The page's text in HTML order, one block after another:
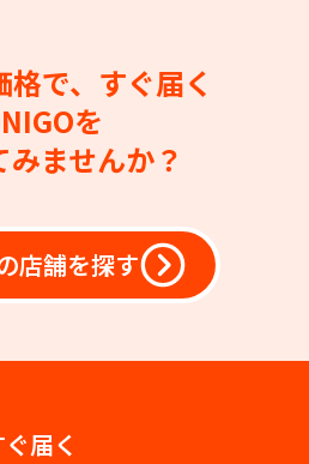
格で、すぐ届く
を
みませんか？
店舗を探す
届く